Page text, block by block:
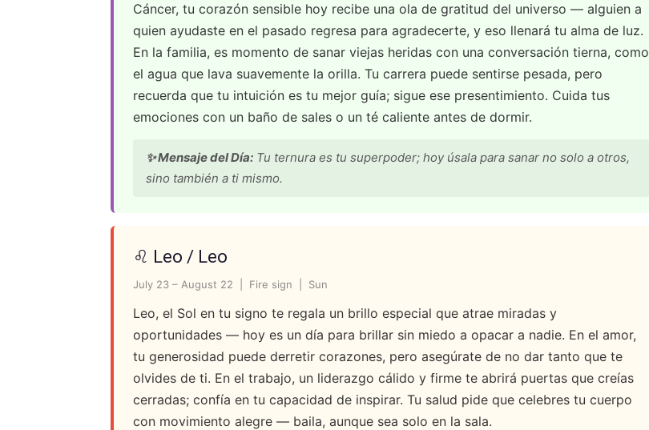
Cáncer, tu corazón sensible hoy recibe una ola de gratitud del universo — alguien a
quien ayudaste en el pasado regresa para agradecerte, y eso llenará tu alma de luz.
En la familia, es momento de sanar viejas heridas con una conversación tierna, como
el agua que lava suavemente la orilla. Tu carrera puede sentirse pesada, pero
recuerda que tu intuición es tu mejor guía; sigue ese presentimiento. Cuida tus
emociones con un baño de sales o un té caliente antes de dormir.
✨ Mensaje del Día: Tu ternura es tu superpoder; hoy úsala para sanar no solo a otros,
sino también a ti mismo.
♌ Leo / Leo
July 23 – August 22 | Fire sign | Sun
Leo, el Sol en tu signo te regala un brillo especial que atrae miradas y
oportunidades — hoy es un día para brillar sin miedo a opacar a nadie. En el amor,
tu generosidad puede derretir corazones, pero asegúrate de no dar tanto que te
olvides de ti. En el trabajo, un liderazgo cálido y firme te abrirá puertas que creías
cerradas; confía en tu capacidad de inspirar. Tu salud pide que celebres tu cuerpo
con movimiento alegre — baila, aunque sea solo en la sala.